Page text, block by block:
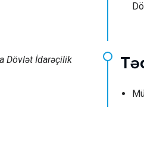
Dövlət İdarəçilik